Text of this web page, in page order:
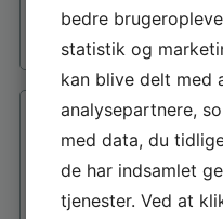
bedre
statistik og
kan blive delt med
analysepartnere,
med data, du
de har indsamlet
tjenester. Ved at